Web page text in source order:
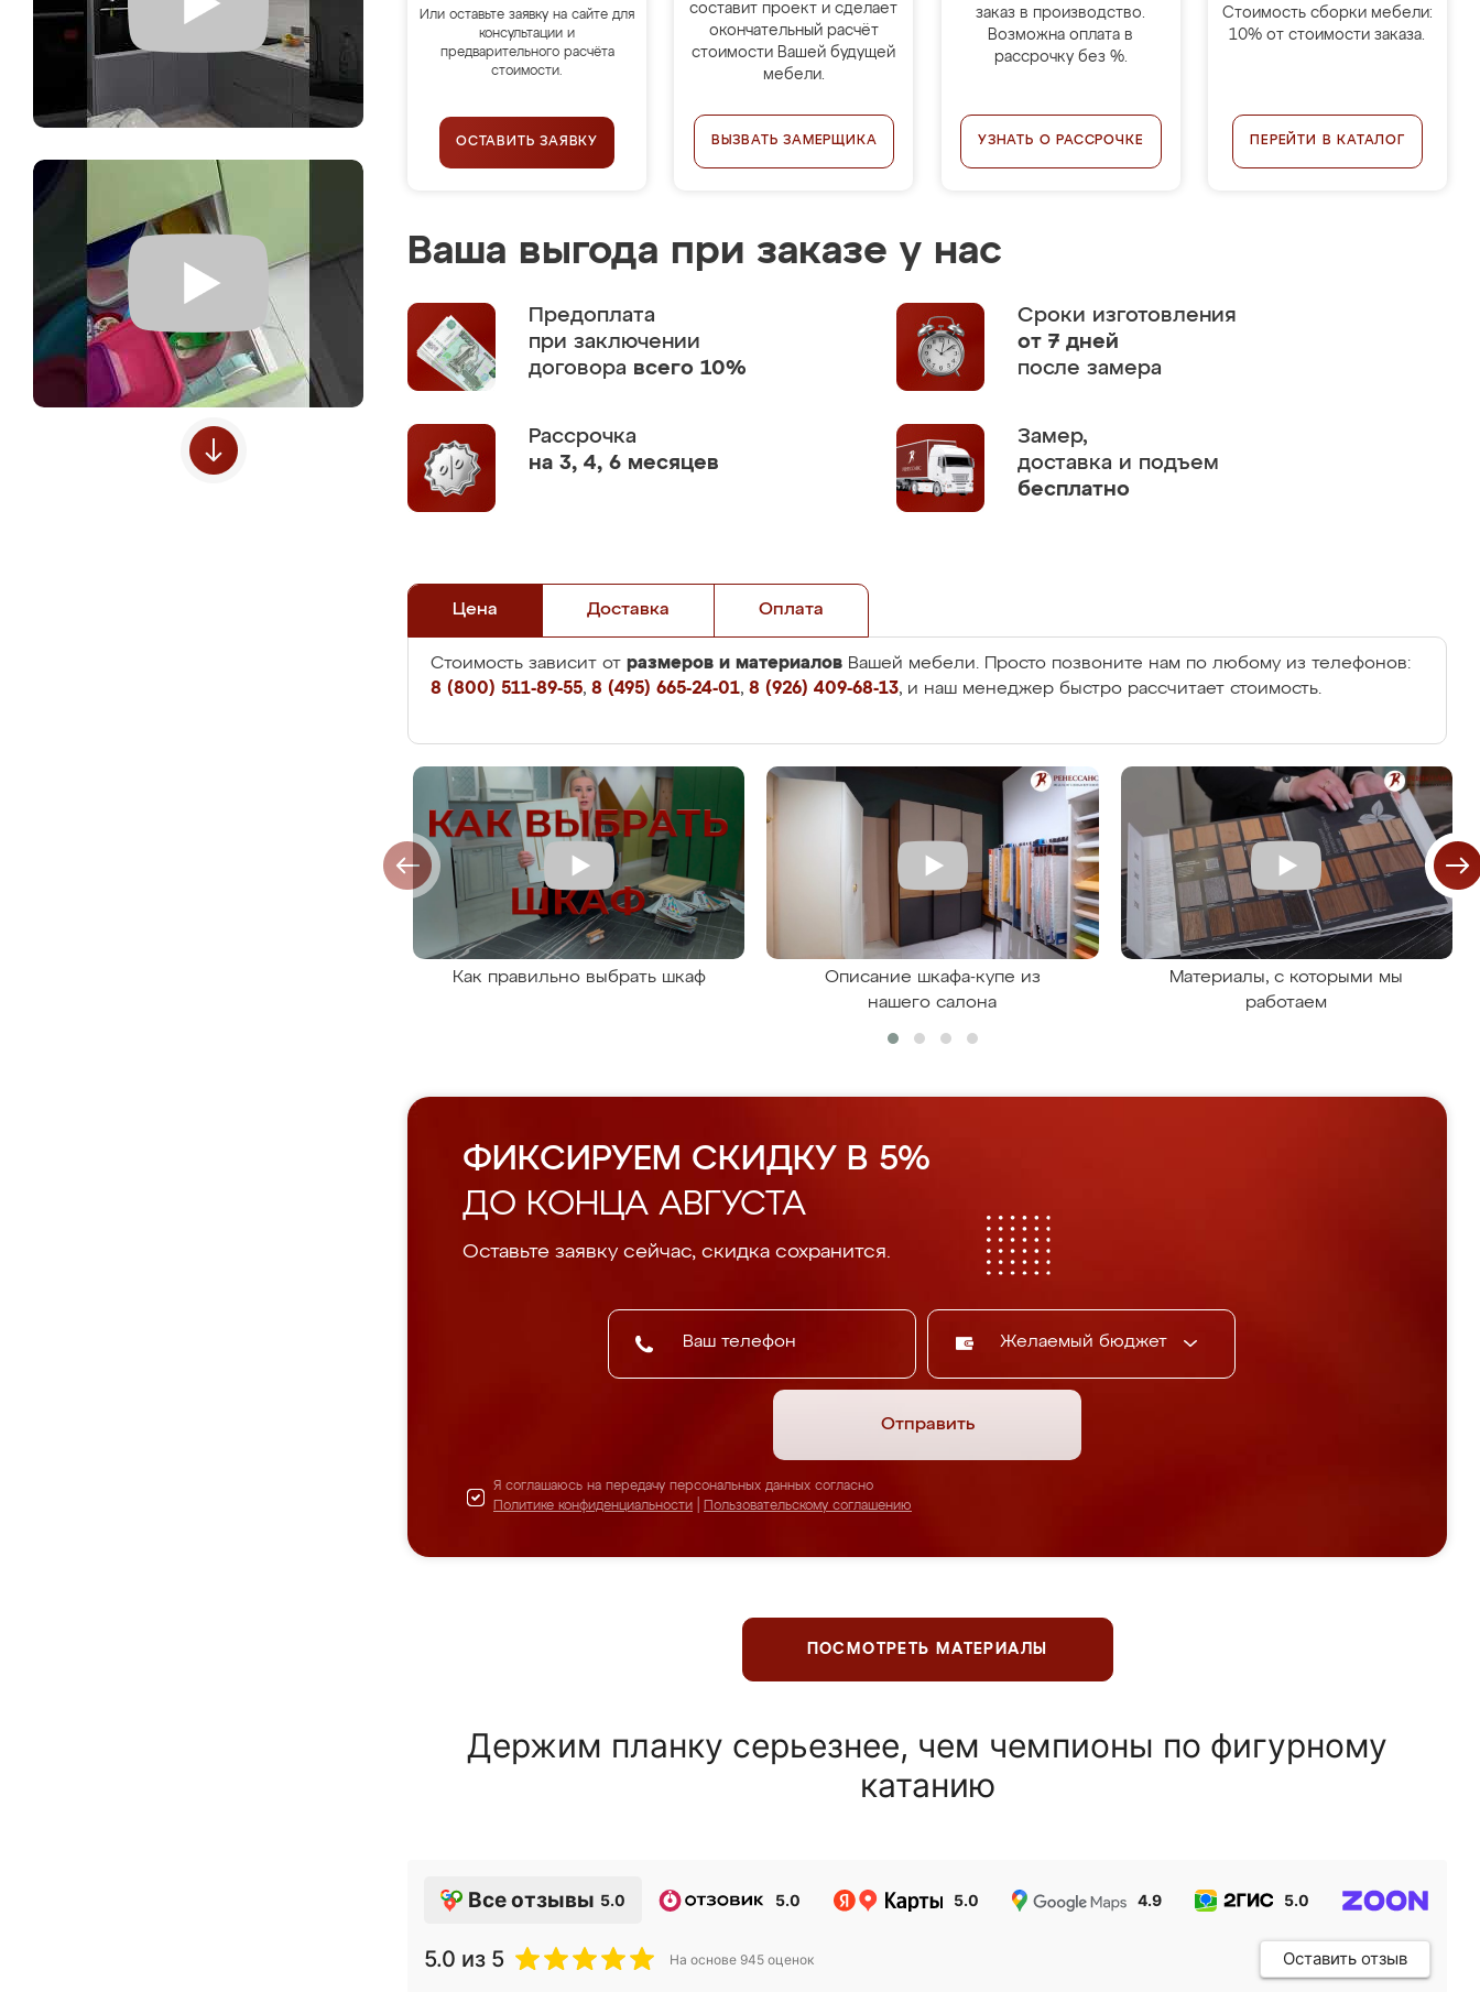
Или оставьте заявку на сайте для
консультации и
предварительного расчёта
стоимости.
ОСТАВИТЬ ЗАЯВКУ
составит проект и сделает
окончательный расчёт
стоимости Вашей будущей
мебели.
ВЫЗВАТЬ ЗАМЕРЩИКА
заказ в производство.
Возможна оплата в
рассрочку без %.
УЗНАТЬ О РАССРОЧКЕ
Стоимость сборки мебели:
10% от стоимости заказа.
ПЕРЕЙТИ В КАТАЛОГ
Ваша выгода при заказе у нас
Предоплата
при заключении
договора всего 10%
Сроки изготовления
от 7 дней
после замера
Рассрочка
на 3, 4, 6 месяцев
Замер,
доставка и подъем
бесплатно
Цена Доставка Оплата
Стоимость зависит от размеров и материалов Вашей мебели. Просто позвоните нам по любому из телефонов:
8 (800) 511-89-55, 8 (495) 665-24-01, 8 (926) 409-68-13, и наш менеджер быстро рассчитает стоимость.
Как правильно выбрать шкаф
Описание шкафа-купе из
нашего салона
Материалы, с которыми мы
работаем
ФИКСИРУЕМ СКИДКУ В 5%
ДО КОНЦА АВГУСТА
Оставьте заявку сейчас, скидка сохранится.
Желаемый бюджет
Отправить
Я соглашаюсь на передачу персональных данных согласно
Политике конфиденциальности
Пользовательскому соглашению
ПОСМОТРЕТЬ МАТЕРИАЛЫ
Держим планку серьезнее, чем чемпионы по фигурному
катанию
Все отзывы 5.0 5.0 5.0 4.9 5.0
5.0 из 5 На основе 945 оценок Оставить отзыв